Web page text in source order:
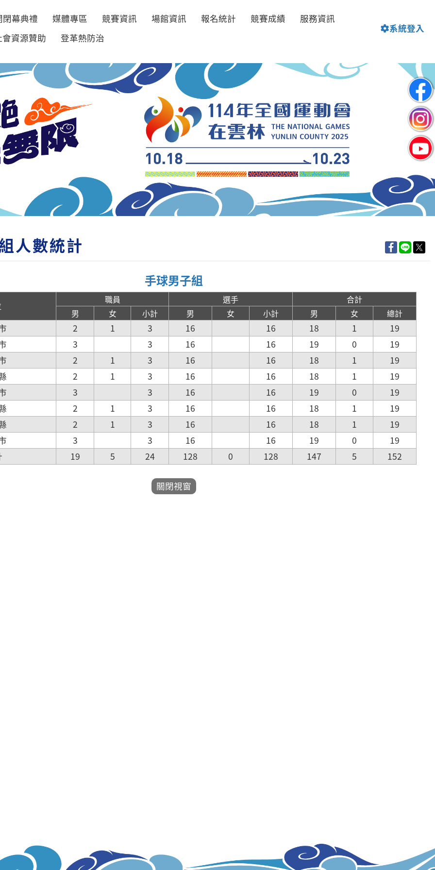
閉幕典禮 媒體專區 競賽資訊 場館資訊 報名統計 競賽成績
服務資訊
會資源贊助
登革熱防治
系統登入
人數統計
手球男子組
職員 選手
合計
男
女 小計 男 女 小計 男 女 總計
2 1 3 16 16 18 1
19
3 3 16 16 19 0
19
2 1 3 16 16 18 1
19
2 1 3 16 16 18 1
19
3 3 16 16 19 0
19
2 1 3 16 16 18 1
19
2 1 3 16 16 18 1
19
3 3 16 16 19 0
19
19 5 24 128 0 128 147 5 152